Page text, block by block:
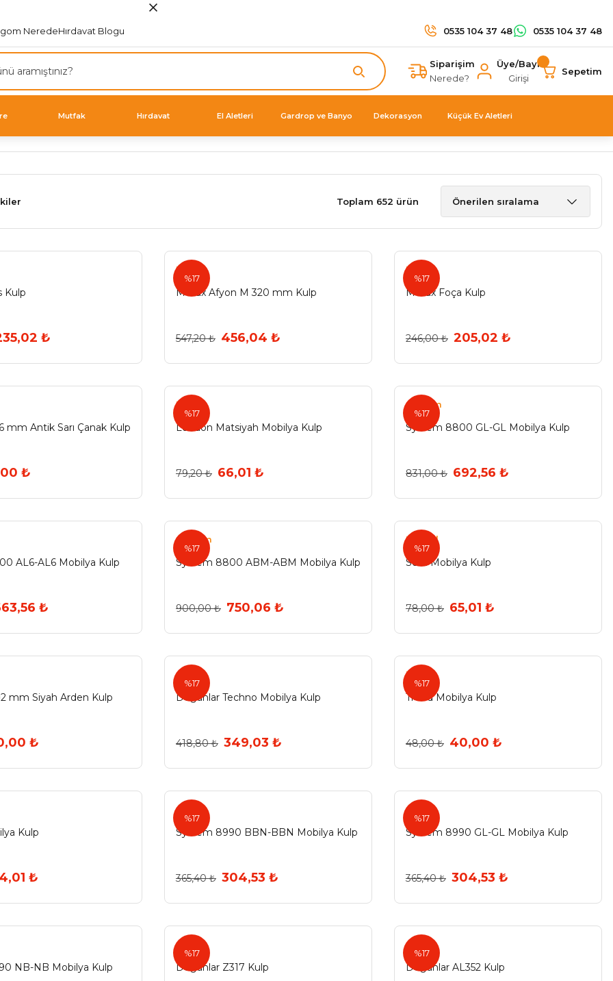
NeredeHırdavat Blogu 0535 104 37 48 0535 104 37 48
Siparişim
Nerede?
Üye/Bayi
Girişi
Sepetim
Mutfak Hırdavat El Aletleri Gardrop ve Banyo Dekorasyon Küçük Ev Aletleri
Toplam 652 ürün
Kulp
₺
%17
Metax
Metax Afyon M 320 mm Kulp
547,20 ₺ 456,04 ₺
%17
Metax
Metax Foça Kulp
246,00 ₺ 205,02 ₺
mm Antik Sarı Çanak Kulp
₺
%17
Nobel
London Matsiyah Mobilya Kulp
79,20 ₺ 66,01 ₺
%17
System
System 8800 GL-GL Mobilya Kulp
831,00 ₺ 692,56 ₺
AL6-AL6 Mobilya Kulp
₺
%17
System
System 8800 ABM-ABM Mobilya Kulp
900,00 ₺ 750,06 ₺
%17
Egesel
Selvi Mobilya Kulp
78,00 ₺ 65,01 ₺
mm Siyah Arden Kulp
₺
%17
Doğanlar Techno Mobilya Kulp
418,80 ₺ 349,03 ₺
%17
Trend
Trend Mobilya Kulp
48,00 ₺ 40,00 ₺
Kulp
₺
%17
System 8990 BBN-BBN Mobilya Kulp
365,40 ₺ 304,53 ₺
%17
System 8990 GL-GL Mobilya Kulp
365,40 ₺ 304,53 ₺
NB-NB Mobilya Kulp
%17
Doğanlar Z317 Kulp
%17
Doğanlar AL352 Kulp